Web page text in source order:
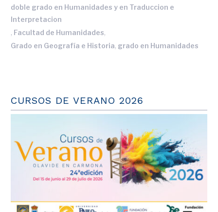
doble grado en Humanidades y en Traduccion e
Interpretacion
, Facultad de Humanidades,
Grado en Geografía e Historia, grado en Humanidades
CURSOS DE VERANO 2026